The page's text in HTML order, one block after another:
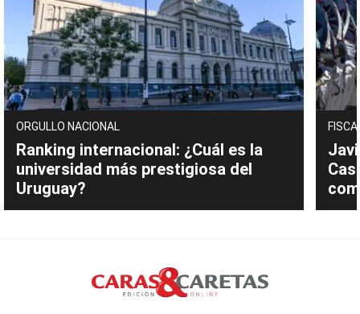
ORGULLO NACIONAL
Ranking internacional: ¿Cuál es la
universidad más prestigiosa del
Uruguay?